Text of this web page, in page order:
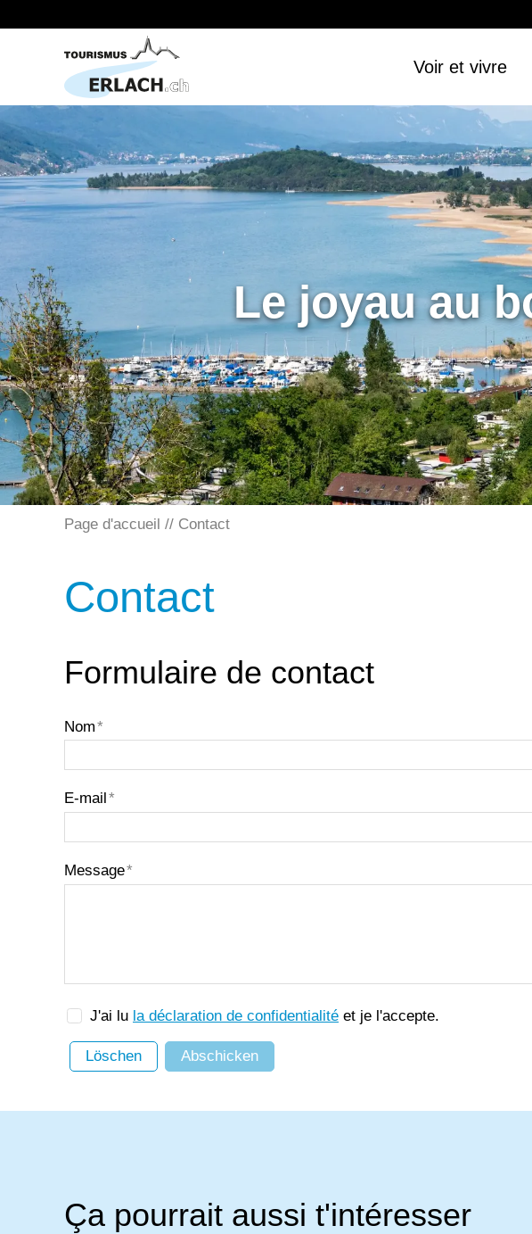
Voir et vivre
Le joyau au
Page d'accueil Contact
Contact
Formulaire de contact
Nom*
E-mail *
Message*
J'ai lu la déclaration de confidentialité et je l'accepte.
Löschen Abschicken
Ça pourrait aussi t'intéresser